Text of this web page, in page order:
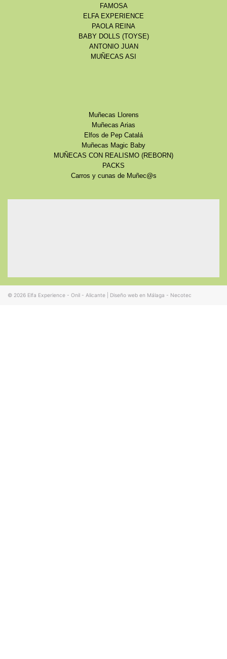
FAMOSA
ELFA EXPERIENCE
PAOLA REINA
BABY DOLLS (TOYSE)
ANTONIO JUAN
MUÑECAS ASI
Muñecas Llorens
Muñecas Arias
Elfos de Pep Catalá
Muñecas Magic Baby
MUÑECAS CON REALISMO (REBORN)
PACKS
Carros y cunas de Muñec@s
© 2026 Elfa Experience - Onil - Alicante Diseño web en Málaga - Necotec